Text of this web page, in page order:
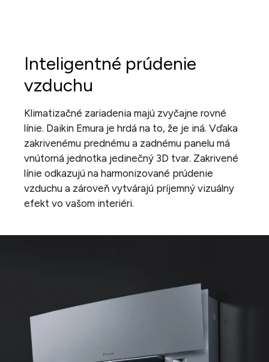
Inteligentné prúdenie
vzduchu
Klimatizačné zariadenia majú zvyčajne rovné
línie. Daikin Emura je hrdá na to, že je iná. Vďaka
zakrivenému prednému a zadnému panelu má
vnútorná jednotka jedinečný 3D tvar. Zakrivené
línie odkazujú na harmonizované prúdenie
vzduchu a zároveň vytvárajú príjemný vizuálny
efekt vo vašom interiéri.